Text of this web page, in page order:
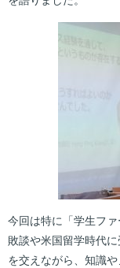
今回は特に「学生フ
敗談や米国留学時代
を交えながら、知識